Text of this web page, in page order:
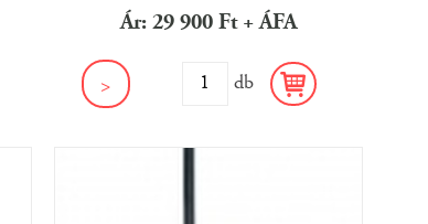
Ár: 29 900 Ft + ÁFA
> db